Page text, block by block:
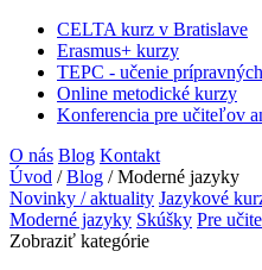
CELTA kurz v Bratislave
Erasmus+ kurzy
TEPC - učenie
Online metodické kurzy
Konferencia pre učiteľov
O nás Blog Kontakt
Úvod /Blog /Moderné jazyky
Novinky / aktuality Jazykové
Moderné jazyky Skúšky Pre
Zobraziť kategórie